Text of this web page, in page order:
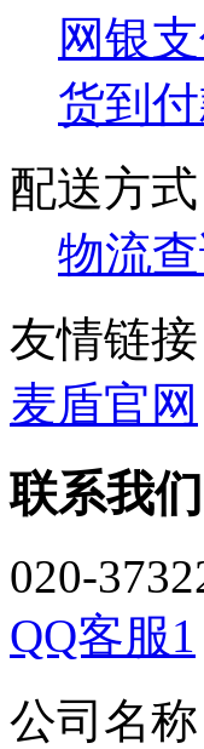
网银
货到
配送方式
物流
友情链接
麦盾官网
联系我们
020-
QQ客服1
公司名